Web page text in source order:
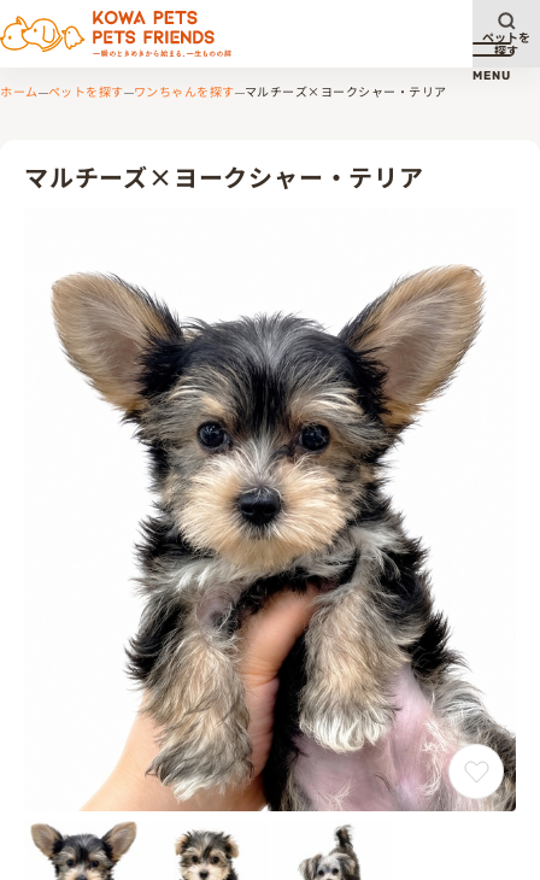
メニ
MENU
ペットを
探す
ホーム ペットを探す ワンちゃんを探す マルチーズ×ヨークシャー・テリア
マルチーズ×ヨークシャー・テリア